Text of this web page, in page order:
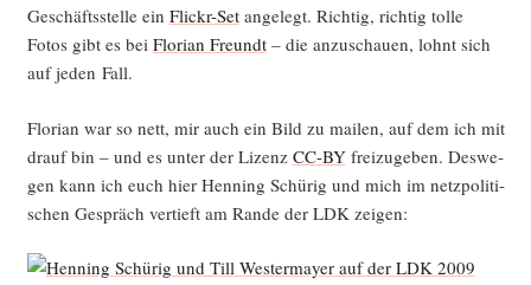
Geschäfts­stel­le ein Flickr-Setange­legt. Rich­tig, rich­tig tol­le
Fotos gibt es bei Flo­ri­an Freundt– die anzu­schau­en, lohnt sich
auf jeden Fall.
Flo­ri­an war so nett, mir auch ein Bild zu mai­len, auf dem ich mit
drauf bin – und es unter der Lizenz CC-BYfrei­zu­ge­ben. Des­we­
gen kann ich euch hier Hen­ning Schü­rig und mich im netz­po­li­ti­
schen Gespräch ver­tieft am Ran­de der LDK zeigen: